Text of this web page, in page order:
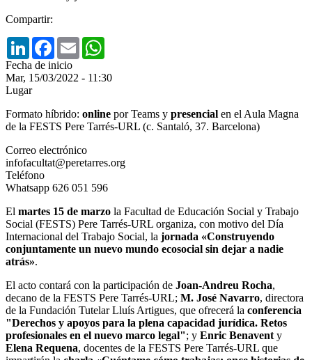
Compartir:
LinkedInFacebook
Email
Fecha de inicio
Mar, 15/03/2022 - 11:30
Lugar
Formato híbrido: online por Teams y presencial en el Aula Magna
de la FESTS Pere Tarrés-URL (c. Santaló, 37. Barcelona)
Correo electrónico
infofacultat@peretarres.org
Teléfono
Whatsapp 626 051 596
El martes 15 de marzo la Facultad de Educación Social y Trabajo
Social (FESTS) Pere Tarrés-URL organiza, con motivo del Día
Internacional del Trabajo Social, la jornada «Construyendo
conjuntamente un nuevo mundo ecosocial sin dejar a nadie
atrás».
El acto contará con la participación de Joan-Andreu Rocha,
decano de la FESTS Pere Tarrés-URL; M. José Navarro, directora
de la Fundación Tutelar Lluís Artigues, que ofrecerá la conferencia
"Derechos y apoyos para la plena capacidad jurídica. Retos
profesionales en el nuevo marco legal"; y Enric Benavent y
Elena Requena, docentes de la FESTS Pere Tarrés-URL que